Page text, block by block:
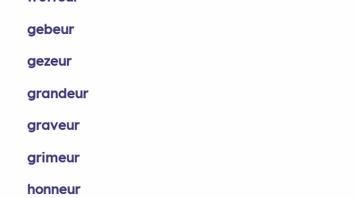
gebeur
gezeur
grandeur
graveur
grimeur
honneur